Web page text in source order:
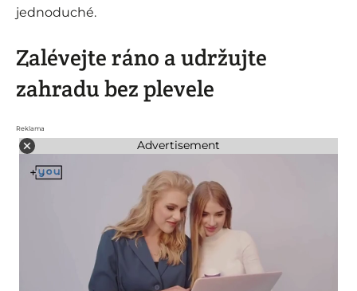
jednoduché.
Zalévejte ráno a udržujte
zahradu bez plevele
Reklama
Advertisement